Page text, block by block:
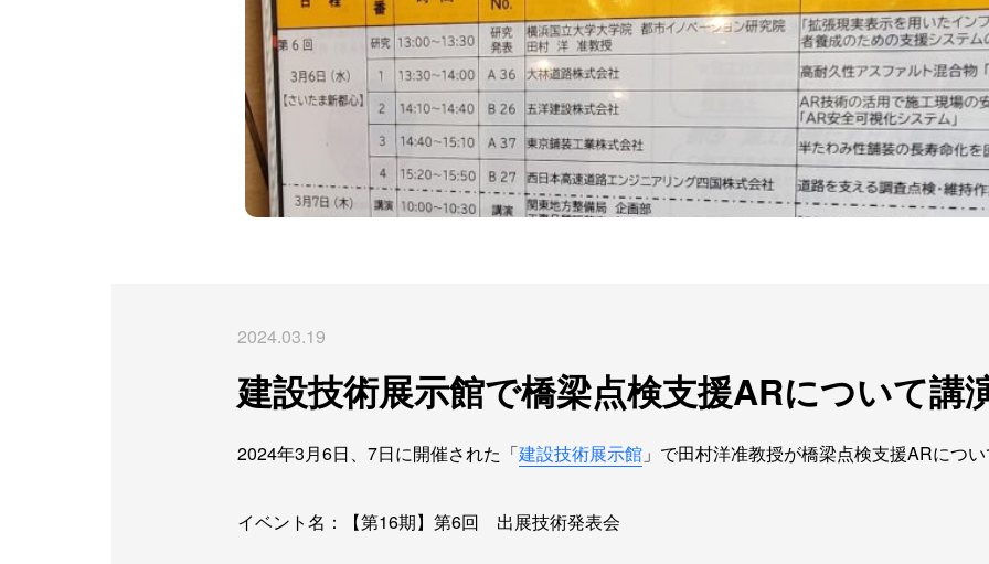
2024.03.19
建設技術展示館で橋梁点検支援ARについて講
2024年3月6日、7日に開催された「建設技術展示館 」で田村洋准教授が橋梁点検支援ARにつ
イベント名：【第16期】第6回 出展技術発表会